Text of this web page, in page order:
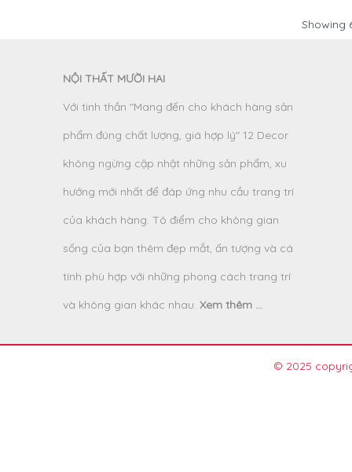
Showing
NỘI THẤT MƯỜI HAI
Với tinh thần "Mang đến cho khách hàng sản
phẩm đúng chất lượng, giá hợp lý" 12 Decor
không ngừng cập nhật những sản phẩm, xu
hướng mới nhất để đáp ứng nhu cầu trang trí
của khách hàng. Tô điểm cho không gian
sống của bạn thêm đẹp mắt, ấn tượng và cá
tính phù hợp với những phong cách trang trí
và không gian khác nhau. Xem thêm ...
© 2025